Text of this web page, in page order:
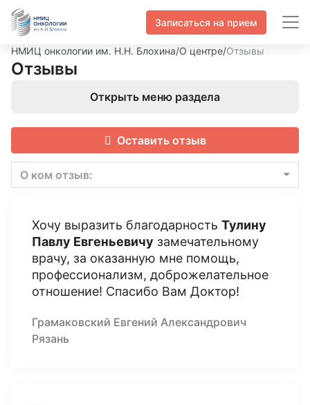
Записаться на прием
НМИЦ онкологии им. Н.Н. Блохина/О центре/Отзывы
Отзывы
Открыть меню раздела
Оставить отзыв
О ком отзыв:
Хочу выразить благодарность Тулину
Павлу Евгеньевичу замечательному
врачу, за оказанную мне помощь,
профессионализм, доброжелательное
отношение! Спасибо Вам Доктор!
Грамаковский Евгений Александрович
Рязань